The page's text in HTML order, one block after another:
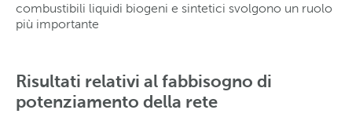
combustibili liquidi biogeni e sintetici svolgono un ruolo
più importante
Risultati relativi al fabbisogno di
potenziamento della rete